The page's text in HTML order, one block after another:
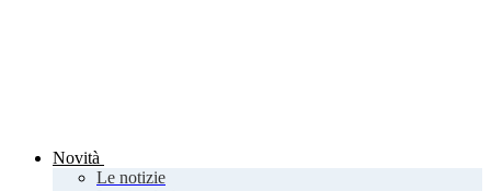
Novità
Le notizie